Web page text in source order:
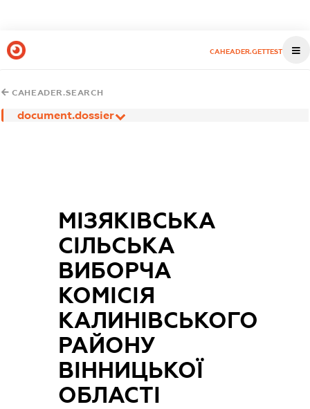
CAHEADER.GETTEST
CAHEADER.SEARCH
document.dossier
МІЗЯКІВСЬКА
СІЛЬСЬКА
ВИБОРЧА
КОМІСІЯ
КАЛИНІВСЬКОГО
РАЙОНУ
ВІННИЦЬКОЇ
ОБЛАСТІ